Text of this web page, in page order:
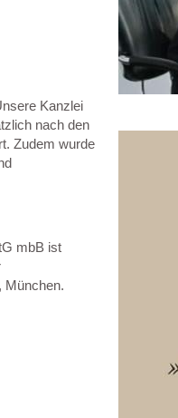
Kanzlei
nach den
Zudem wurde
mbB ist
München.